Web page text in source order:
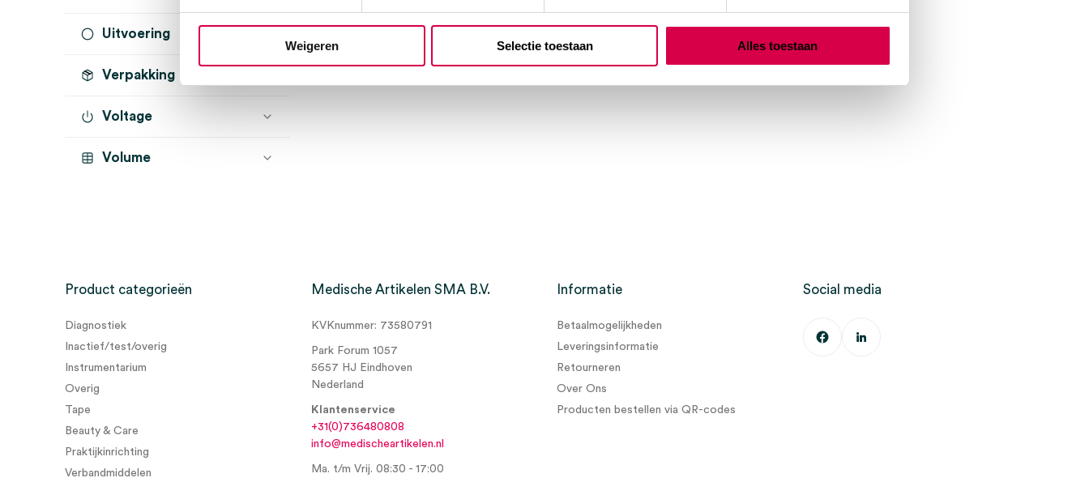
Weigeren Selectie toestaan Alles toestaan
onsteriel (2)
Uitvoering
Verpakking
Voltage
Volume
Product categorieën
Diagnostiek
Inactief/test/overig
Instrumentarium
Overig
Tape
Beauty & Care
Praktijkinrichting
Verbandmiddelen
Medische Artikelen SMA B.V.
KVKnummer: 73580791
Park Forum 1057
5657 HJ Eindhoven
Nederland
Klantenservice
+31(0)736480808
info@medischeartikelen.nl
Ma. t/m Vrij. 08:30 - 17:00
Informatie
Betaalmogelijkheden
Leveringsinformatie
Retourneren
Over Ons
Producten bestellen via QR-codes
Social media